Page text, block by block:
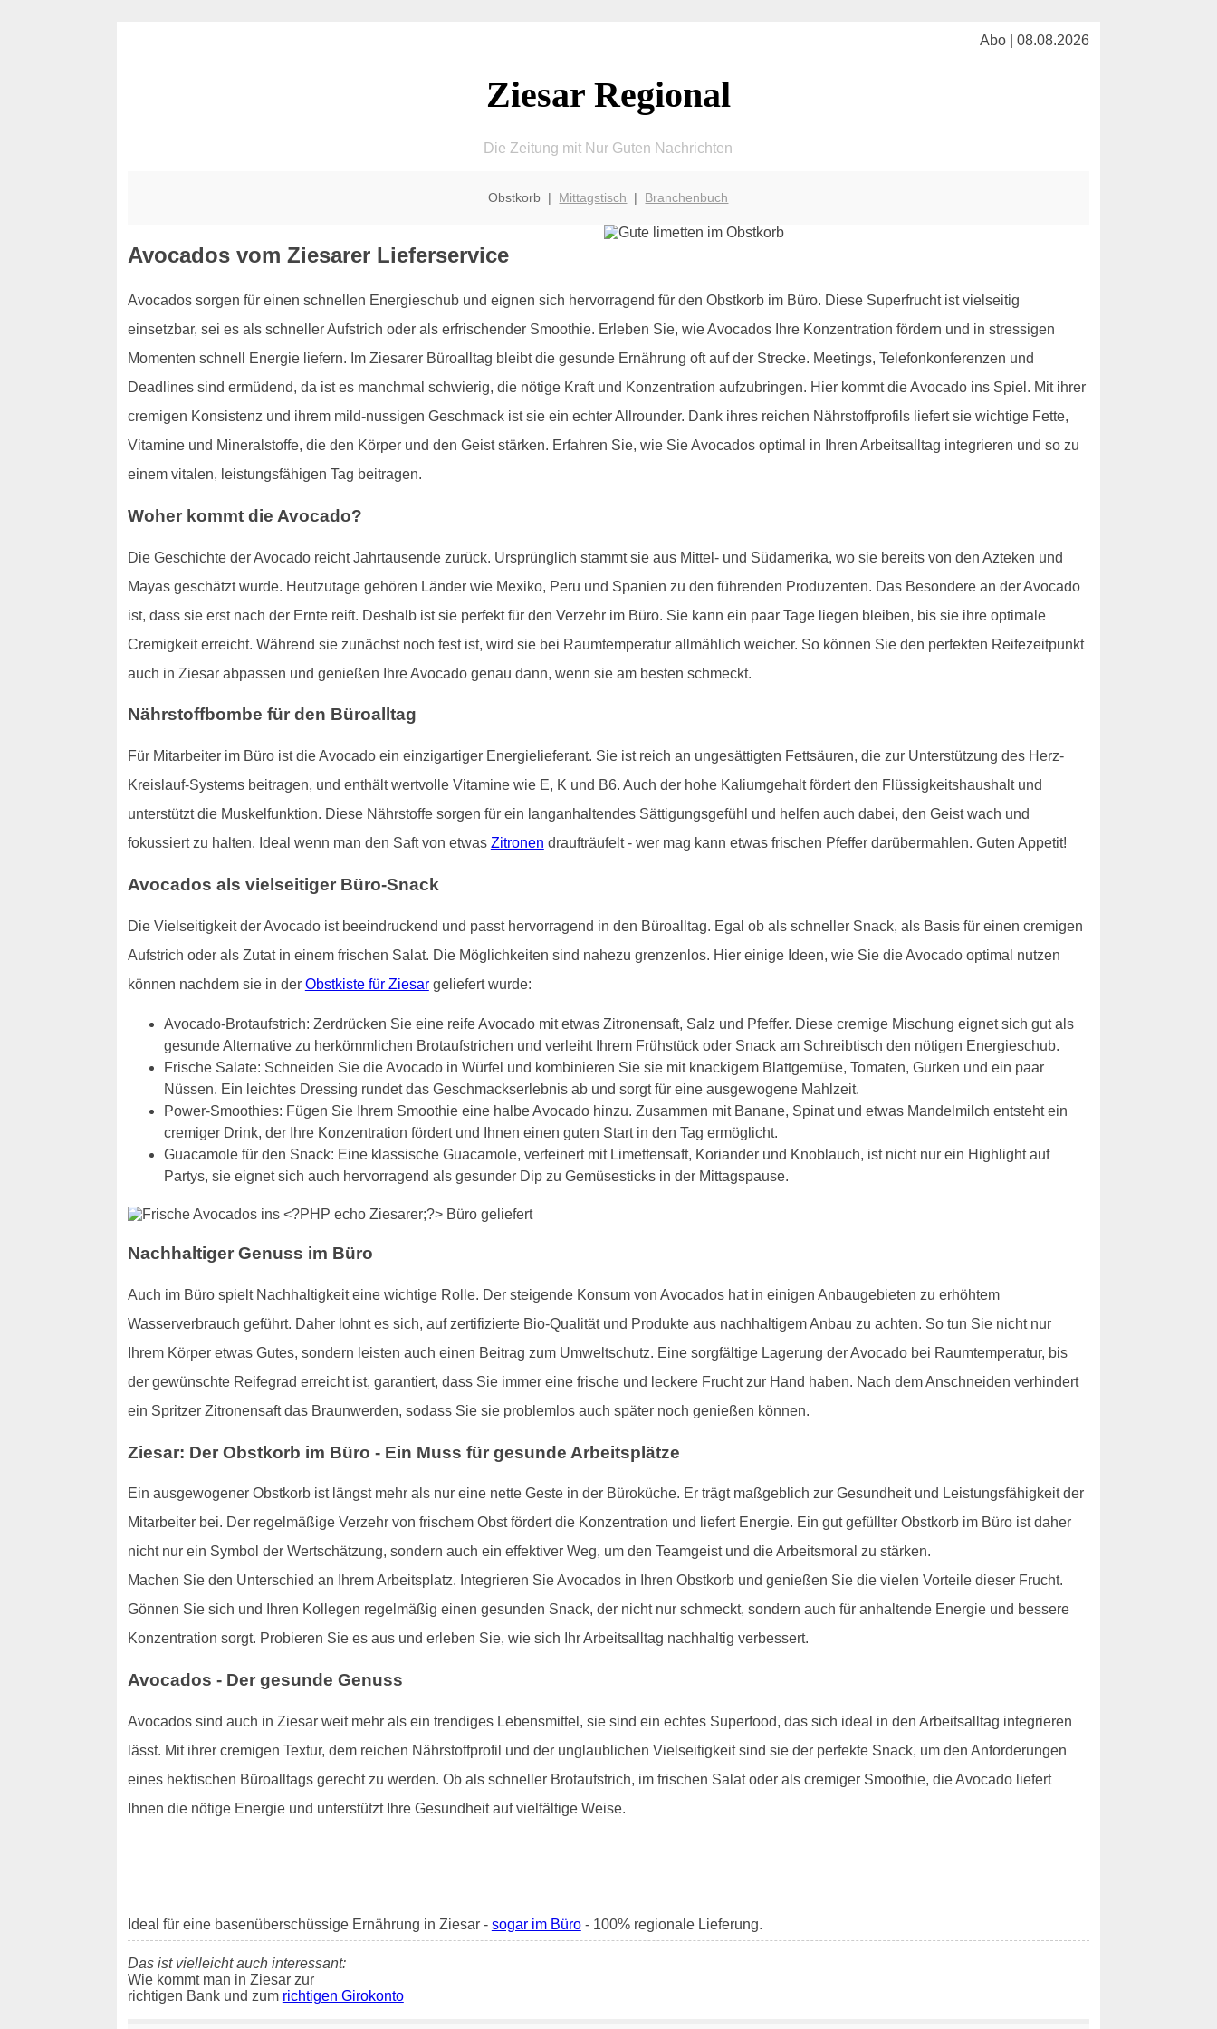
Abo | 08.08.2026
Ziesar Regional
Die Zeitung mit Nur Guten Nachrichten
Obstkorb | Mittagstisch | Branchenbuch
Avocados vom Ziesarer Lieferservice
Avocados sorgen für einen schnellen Energieschub und eignen sich hervorragend für den Obstkorb im Büro. Diese Superfrucht ist vielseitig
einsetzbar, sei es als schneller Aufstrich oder als erfrischender Smoothie. Erleben Sie, wie Avocados Ihre Konzentration fördern und in stressigen
Momenten schnell Energie liefern. Im Ziesarer Büroalltag bleibt die gesunde Ernährung oft auf der Strecke. Meetings, Telefonkonferenzen und
Deadlines sind ermüdend, da ist es manchmal schwierig, die nötige Kraft und Konzentration aufzubringen. Hier kommt die Avocado ins Spiel. Mit ihrer
cremigen Konsistenz und ihrem mild-nussigen Geschmack ist sie ein echter Allrounder. Dank ihres reichen Nährstoffprofils liefert sie wichtige Fette,
Vitamine und Mineralstoffe, die den Körper und den Geist stärken. Erfahren Sie, wie Sie Avocados optimal in Ihren Arbeitsalltag integrieren und so zu
einem vitalen, leistungsfähigen Tag beitragen.
Woher kommt die Avocado?
Die Geschichte der Avocado reicht Jahrtausende zurück. Ursprünglich stammt sie aus Mittel- und Südamerika, wo sie bereits von den Azteken und
Mayas geschätzt wurde. Heutzutage gehören Länder wie Mexiko, Peru und Spanien zu den führenden Produzenten. Das Besondere an der Avocado
ist, dass sie erst nach der Ernte reift. Deshalb ist sie perfekt für den Verzehr im Büro. Sie kann ein paar Tage liegen bleiben, bis sie ihre optimale
Cremigkeit erreicht. Während sie zunächst noch fest ist, wird sie bei Raumtemperatur allmählich weicher. So können Sie den perfekten Reifezeitpunkt
auch in Ziesar abpassen und genießen Ihre Avocado genau dann, wenn sie am besten schmeckt.
Nährstoffbombe für den Büroalltag
Für Mitarbeiter im Büro ist die Avocado ein einzigartiger Energielieferant. Sie ist reich an ungesättigten Fettsäuren, die zur Unterstützung des Herz-
Kreislauf-Systems beitragen, und enthält wertvolle Vitamine wie E, K und B6. Auch der hohe Kaliumgehalt fördert den Flüssigkeitshaushalt und
unterstützt die Muskelfunktion. Diese Nährstoffe sorgen für ein langanhaltendes Sättigungsgefühl und helfen auch dabei, den Geist wach und
fokussiert zu halten. Ideal wenn man den Saft von etwas Zitronen draufträufelt - wer mag kann etwas frischen Pfeffer darübermahlen. Guten Appetit!
Avocados als vielseitiger Büro-Snack
Die Vielseitigkeit der Avocado ist beeindruckend und passt hervorragend in den Büroalltag. Egal ob als schneller Snack, als Basis für einen cremigen
Aufstrich oder als Zutat in einem frischen Salat. Die Möglichkeiten sind nahezu grenzenlos. Hier einige Ideen, wie Sie die Avocado optimal nutzen
können nachdem sie in der Obstkiste für Ziesargeliefert wurde:
Avocado-Brotaufstrich: Zerdrücken Sie eine reife Avocado mit etwas Zitronensaft, Salz und Pfeffer. Diese cremige Mischung eignet sich gut als
gesunde Alternative zu herkömmlichen Brotaufstrichen und verleiht Ihrem Frühstück oder Snack am Schreibtisch den nötigen Energieschub.
Frische Salate: Schneiden Sie die Avocado in Würfel und kombinieren Sie sie mit knackigem Blattgemüse, Tomaten, Gurken und ein paar
Nüssen. Ein leichtes Dressing rundet das Geschmackserlebnis ab und sorgt für eine ausgewogene Mahlzeit.
Power-Smoothies: Fügen Sie Ihrem Smoothie eine halbe Avocado hinzu. Zusammen mit Banane, Spinat und etwas Mandelmilch entsteht ein
cremiger Drink, der Ihre Konzentration fördert und Ihnen einen guten Start in den Tag ermöglicht.
Guacamole für den Snack: Eine klassische Guacamole, verfeinert mit Limettensaft, Koriander und Knoblauch, ist nicht nur ein Highlight auf
Partys, sie eignet sich auch hervorragend als gesunder Dip zu Gemüsesticks in der Mittagspause.
Nachhaltiger Genuss im Büro
Auch im Büro spielt Nachhaltigkeit eine wichtige Rolle. Der steigende Konsum von Avocados hat in einigen Anbaugebieten zu erhöhtem
Wasserverbrauch geführt. Daher lohnt es sich, auf zertifizierte Bio-Qualität und Produkte aus nachhaltigem Anbau zu achten. So tun Sie nicht nur
Ihrem Körper etwas Gutes, sondern leisten auch einen Beitrag zum Umweltschutz. Eine sorgfältige Lagerung der Avocado bei Raumtemperatur, bis
der gewünschte Reifegrad erreicht ist, garantiert, dass Sie immer eine frische und leckere Frucht zur Hand haben. Nach dem Anschneiden verhindert
ein Spritzer Zitronensaft das Braunwerden, sodass Sie sie problemlos auch später noch genießen können.
Ziesar: Der Obstkorb im Büro - Ein Muss für gesunde Arbeitsplätze
Ein ausgewogener Obstkorb ist längst mehr als nur eine nette Geste in der Büroküche. Er trägt maßgeblich zur Gesundheit und Leistungsfähigkeit der
Mitarbeiter bei. Der regelmäßige Verzehr von frischem Obst fördert die Konzentration und liefert Energie. Ein gut gefüllter Obstkorb im Büro ist daher
nicht nur ein Symbol der Wertschätzung, sondern auch ein effektiver Weg, um den Teamgeist und die Arbeitsmoral zu stärken.
Machen Sie den Unterschied an Ihrem Arbeitsplatz. Integrieren Sie Avocados in Ihren Obstkorb und genießen Sie die vielen Vorteile dieser Frucht.
Gönnen Sie sich und Ihren Kollegen regelmäßig einen gesunden Snack, der nicht nur schmeckt, sondern auch für anhaltende Energie und bessere
Konzentration sorgt. Probieren Sie es aus und erleben Sie, wie sich Ihr Arbeitsalltag nachhaltig verbessert.
Avocados - Der gesunde Genuss
Avocados sind auch in Ziesar weit mehr als ein trendiges Lebensmittel, sie sind ein echtes Superfood, das sich ideal in den Arbeitsalltag integrieren
lässt. Mit ihrer cremigen Textur, dem reichen Nährstoffprofil und der unglaublichen Vielseitigkeit sind sie der perfekte Snack, um den Anforderungen
eines hektischen Büroalltags gerecht zu werden. Ob als schneller Brotaufstrich, im frischen Salat oder als cremiger Smoothie, die Avocado liefert
Ihnen die nötige Energie und unterstützt Ihre Gesundheit auf vielfältige Weise.
Ideal für eine basenüberschüssige Ernährung in Ziesar - sogar im Büro- 100% regionale Lieferung.
Das ist vielleicht auch interessant:
Wie kommt man in Ziesar zur
richtigen Bank und zum richtigen Girokonto